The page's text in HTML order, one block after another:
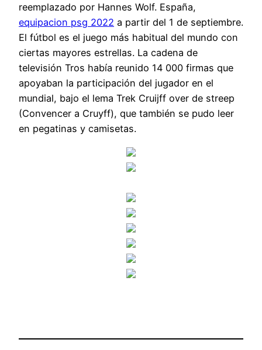
reemplazado por Hannes Wolf. España,
equipacion psg 2022 a partir del 1 de septiembre.
El fútbol es el juego más habitual del mundo con
ciertas mayores estrellas. La cadena de
televisión Tros había reunido 14 000 firmas que
apoyaban la participación del jugador en el
mundial, bajo el lema Trek Cruijff over de streep
(Convencer a Cruyff), que también se pudo leer
en pegatinas y camisetas.